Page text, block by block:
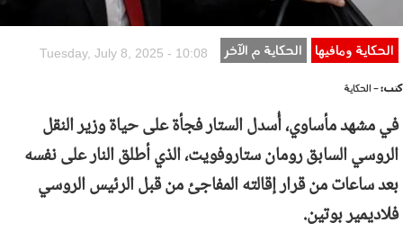
الحكاية ومافيها الحكاية م الآخر Tuesday, July 8, 2025 - 10:08
كتب:- الحكاية
في مشهد مأساوي، أُسدل الستار فجأة على حياة وزير النقل
الروسي السابق رومان ستاروفويت، الذي أطلق النار على نفسه
بعد ساعات من قرار إقالته المفاجئ من قبل الرئيس الروسي
فلاديمير بوتين.